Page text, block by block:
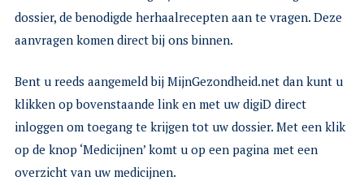
dossier, de benodigde herhaalrecepten aan te vragen. Deze
aanvragen komen direct bij ons binnen.
Bent u reeds aangemeld bij MijnGezondheid.net dan kunt u
klikken op bovenstaande link en met uw digiD direct
inloggen om toegang te krijgen tot uw dossier. Met een klik
op de knop ‘Medicijnen’ komt u op een pagina met een
overzicht van uw medicijnen.